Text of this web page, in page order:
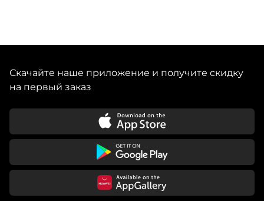
Скачайте наше приложение и получите скидку
на первый заказ